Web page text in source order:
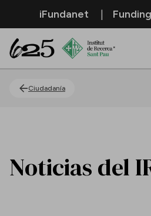
Saltar al contenido principal
iFundanet
Ciudadanía
Noticias del